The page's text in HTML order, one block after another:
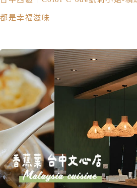
都是幸福滋味